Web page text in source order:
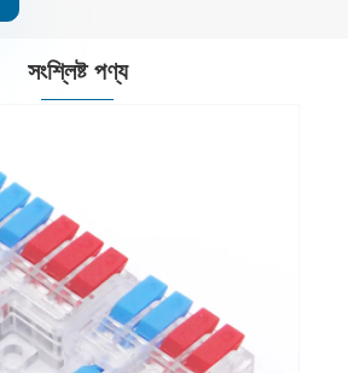
সংশ্লিষ্ট পণ্য